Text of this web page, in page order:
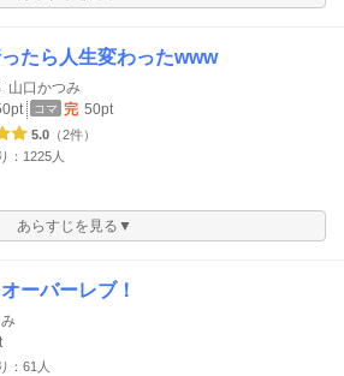
たら人生変わったwww
山口かつみ
コマ 完 50pt
5.0 （2件）
：1225人
あらすじを見る▼
ーバーレブ！
：61人